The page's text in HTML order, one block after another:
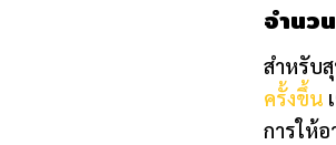
จำนว
สำหรับ
ครั้งขึ้น
การให้